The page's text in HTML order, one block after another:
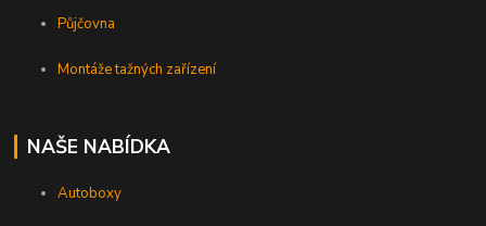
Půjčovna
Montáže tažných zařízení
NAŠE NABÍDKA
Autoboxy